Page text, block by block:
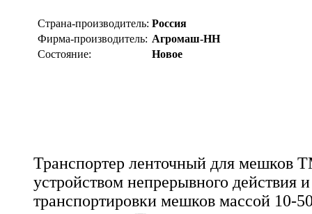
Страна-производитель: Россия
Фирма-производитель: Агромаш-НН
Состояние:
Новое
Транспортер ленточный для мешков
устройством непрерывного действия
транспортировки мешков массой 10-